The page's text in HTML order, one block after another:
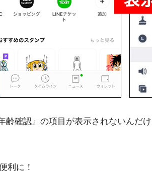
齢確認』の項目が表示されないんだ
利に！